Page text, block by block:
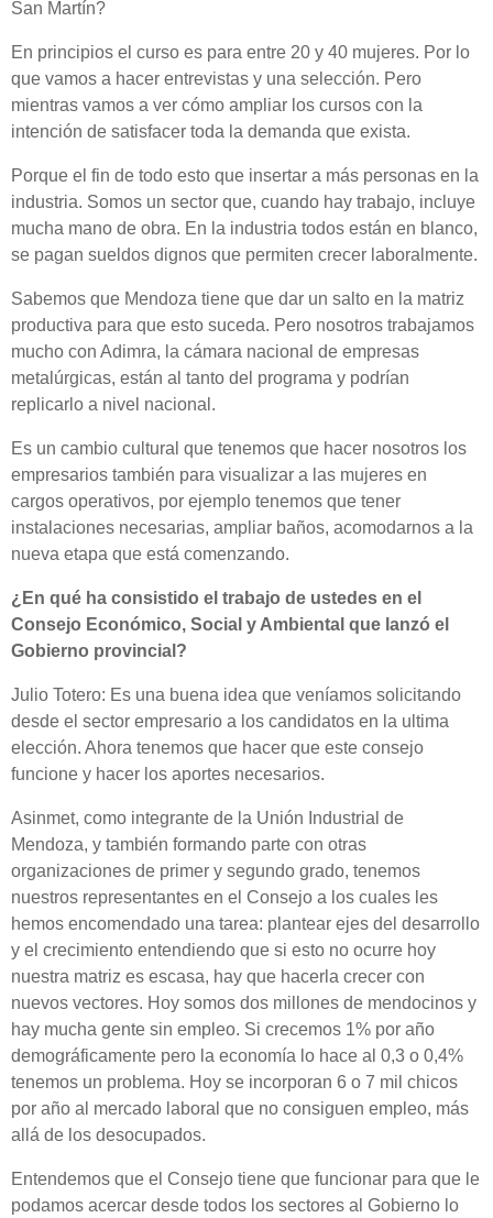
San Martín?
En principios el curso es para entre 20 y 40 mujeres. Por lo
que vamos a hacer entrevistas y una selección. Pero
mientras vamos a ver cómo ampliar los cursos con la
intención de satisfacer toda la demanda que exista.
Porque el fin de todo esto que insertar a más personas en la
industria. Somos un sector que, cuando hay trabajo, incluye
mucha mano de obra. En la industria todos están en blanco,
se pagan sueldos dignos que permiten crecer laboralmente.
Sabemos que Mendoza tiene que dar un salto en la matriz
productiva para que esto suceda. Pero nosotros trabajamos
mucho con Adimra, la cámara nacional de empresas
metalúrgicas, están al tanto del programa y podrían
replicarlo a nivel nacional.
Es un cambio cultural que tenemos que hacer nosotros los
empresarios también para visualizar a las mujeres en
cargos operativos, por ejemplo tenemos que tener
instalaciones necesarias, ampliar baños, acomodarnos a la
nueva etapa que está comenzando.
¿En qué ha consistido el trabajo de ustedes en el
Consejo Económico, Social y Ambiental que lanzó el
Gobierno provincial?
Julio Totero: Es una buena idea que veníamos solicitando
desde el sector empresario a los candidatos en la ultima
elección. Ahora tenemos que hacer que este consejo
funcione y hacer los aportes necesarios.
Asinmet, como integrante de la Unión Industrial de
Mendoza, y también formando parte con otras
organizaciones de primer y segundo grado, tenemos
nuestros representantes en el Consejo a los cuales les
hemos encomendado una tarea: plantear ejes del desarrollo
y el crecimiento entendiendo que si esto no ocurre hoy
nuestra matriz es escasa, hay que hacerla crecer con
nuevos vectores. Hoy somos dos millones de mendocinos y
hay mucha gente sin empleo. Si crecemos 1% por año
demográficamente pero la economía lo hace al 0,3 o 0,4%
tenemos un problema. Hoy se incorporan 6 o 7 mil chicos
por año al mercado laboral que no consiguen empleo, más
allá de los desocupados.
Entendemos que el Consejo tiene que funcionar para que le
podamos acercar desde todos los sectores al Gobierno lo